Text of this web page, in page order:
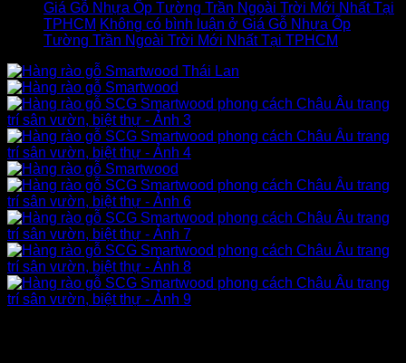
Giá Gỗ Nhựa Ốp Tường Trần Ngoài Trời Mới Nhất Tại
TPHCM Không có bình luận ở Giá Gỗ Nhựa Ốp
Tường Trần Ngoài Trời Mới Nhất Tại TPHCM